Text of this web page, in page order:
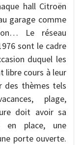
hall Citroën
garage comme
Le réseau
sont le cadre
duquel les
libre cours à leur
des thèmes tels
plage,
doit avoir sa
en place, une
porte ouverte.